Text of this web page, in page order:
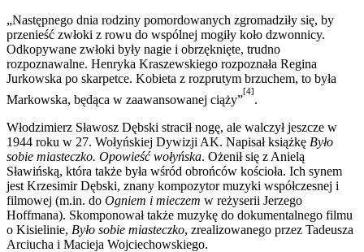
„Następnego dnia rodziny pomordowanych zgromadziły się, by
przenieść zwłoki z rowu do wspólnej mogiły koło dzwonnicy.
Odkopywane zwłoki były nagie i obrzęknięte, trudno
rozpoznawalne. Henryka Kraszewskiego rozpoznała Regina
Jurkowska po skarpetce. Kobieta z rozprutym brzuchem, to była
Markowska, będąca w zaawansowanej ciąży”
[4]
.
Włodzimierz Sławosz Dębski stracił nogę, ale walczył jeszcze w
1944 roku w 27. Wołyńskiej Dywizji AK. Napisał książkę Było
sobie miasteczko. Opowieść wołyńska. Ożenił się z Anielą
Sławińską, która także była wśród obrońców kościoła. Ich synem
jest Krzesimir Dębski, znany kompozytor muzyki współczesnej i
filmowej (m.in. do Ogniem i mieczem w reżyserii Jerzego
Hoffmana). Skomponował także muzykę do dokumentalnego filmu
o Kisielinie, Było sobie miasteczko, zrealizowanego przez Tadeusza
Arciucha i Macieja Wojciechowskiego.